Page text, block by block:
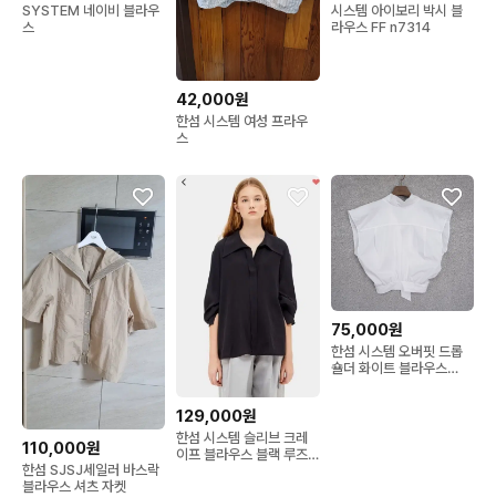
SYSTEM 네이비 블라우
스
42,000원
한섬 시스템 여성 프라우
스
시스템 아이보리 박시 블
라우스 FF n7314
110,000원
한섬 SJSJ세일러 바스락
블라우스 셔츠 자켓
129,000원
한섬 시스템 슬리브 크레
이프 블라우스 블랙 루즈
75,000원
한섬 시스템 오버핏 드롭
숄더 화이트 블라우스